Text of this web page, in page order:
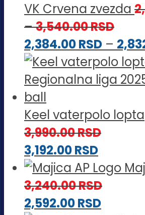
VK Crvena zvezda
–3,540.00RSD
od
2,384.00RSD –
Keel vaterpolo lopta
3,990.00RSD
3,192.00RSD
3,240.00RSD
2,592.00RSD